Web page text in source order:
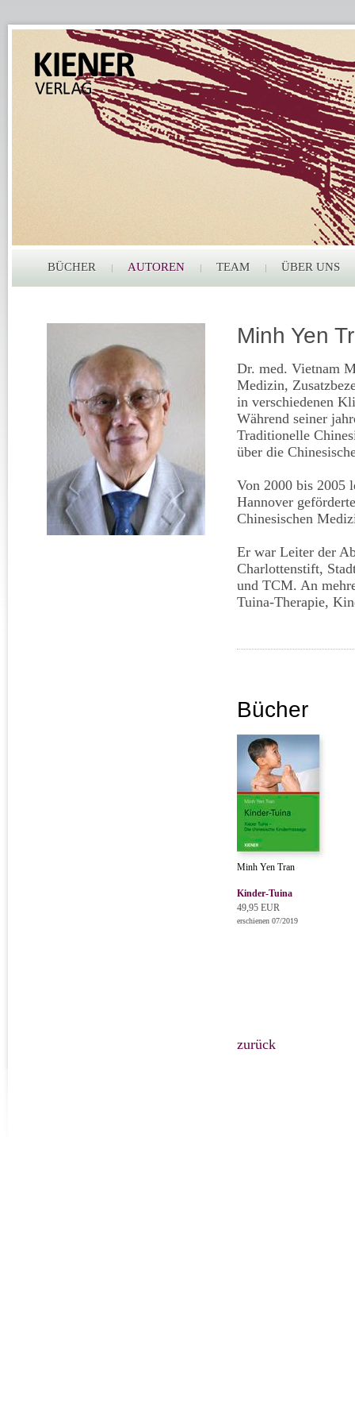
BÜCHER AUTOREN TEAM ÜBER UNS
Minh Yen
Dr. med. Vietnam
Medizin,
in verschiedenen
Während seiner
Traditionelle
über die
Von 2000 bis 2005
Hannover
Chinesischen
Er war Leiter der
Charlottenstift,
und TCM. An
Tuina-Therapie,
Bücher
Minh Yen Tran
Kinder-Tuina
49,95 EUR
erschienen 07/2019
zurück